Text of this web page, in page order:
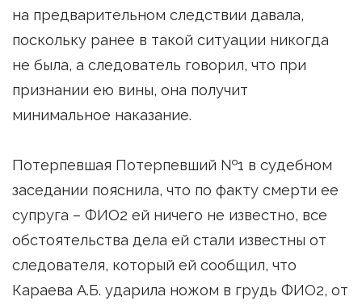
на предварительном следствии давала,
поскольку ранее в такой ситуации никогда
не была, а следователь говорил, что при
признании ею вины, она получит
минимальное наказание.
Потерпевшая Потерпевший №1 в судебном
заседании пояснила, что по факту смерти ее
супруга – ФИО2 ей ничего не известно, все
обстоятельства дела ей стали известны от
следователя, который ей сообщил, что
Караева А.Б. ударила ножом в грудь ФИО2, от